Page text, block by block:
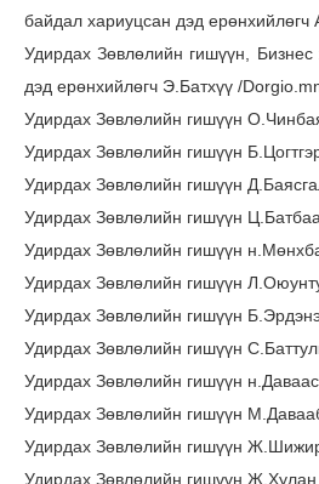
байдал хариуцсан дэд ерөнхийлөгч
Удирдах Зөвлөлийн гишүүн, Бизнес
дэд ерөнхийлөгч Э.Батхүү /
Удирдах Зөвлөлийн гишүүн
Удирдах Зөвлөлийн гишүүн
Удирдах Зөвлөлийн гишүүн
Удирдах Зөвлөлийн гишүүн
Удирдах Зөвлөлийн гишүүн
Удирдах Зөвлөлийн гишүүн
Удирдах Зөвлөлийн гишүүн
Удирдах Зөвлөлийн гишүүн
Удирдах Зөвлөлийн гишүүн
Удирдах Зөвлөлийн гишүүн
Удирдах Зөвлөлийн гишүүн
Удирдах Зөвлөлийн гишүүн